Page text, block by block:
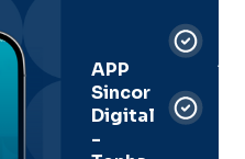
APP
Sincor
Digital
-